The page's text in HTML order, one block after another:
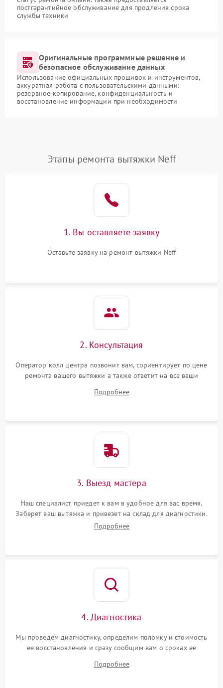
постгарантийное обслуживание для продления срока
службы техники
Оригинальные программные решение и
безопасное обслуживание данных
Использование официальных прошивок и инструментов,
аккуратная работа с пользовательскими данными:
резервное копирование, конфиденциальность и
восстановление информации при необходимости
Этапы ремонта вытяжки Neff
1. Вы оставляете заявку
Оставьте заявку на ремонт вытяжки Neff
2. Консультация
Оператор колл центра позвонит вам, сориентирует по цене
ремонта вашего вытяжки а также ответит на все ваши
Подробнее
3. Выезд мастера
Наш специалист приедет к вам в удобное для вас время.
Заберет ваш вытяжка и привезет на склад для диагностики.
Подробнее
4. Диагностика
Мы проведем диагностику, определим поломку и стоимость
ее восстановления и сразу сообщим вам о сроках ее
Подробнее